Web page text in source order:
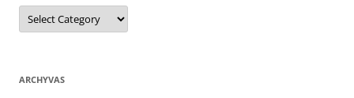
Kategorijos
ARCHYVAS